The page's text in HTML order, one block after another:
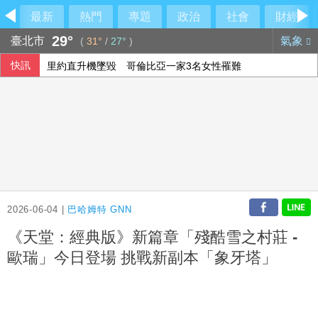
最新 熱門 專題 政治 社會
財經
臺北市 29° ( 31° / 27° ) 氣象
快訊 里約直升機墜毀 哥倫比亞一家3名女性罹難
2026-06-04 | 巴哈姆特 GNN
《天堂：經典版》新篇章「殘酷雪之村莊 -
歐瑞」今日登場 挑戰新副本「象牙塔」